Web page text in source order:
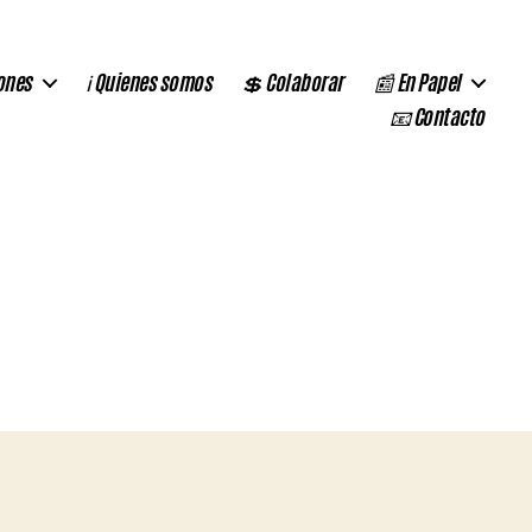
ℹ️ Quienes somos 💲 Colaborar
📰 En Papel
📧 Contacto